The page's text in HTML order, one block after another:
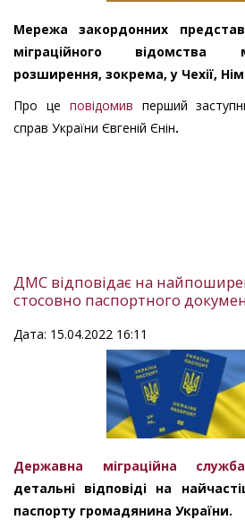
Мережа закордонних
міграційного відомства
розширення, зокрема, у Чехії,
Про це повідомив перший
справ України Євгеній Єнін.
ДМС відповідає на
стосовно паспортного
Дата: 15.04.2022 16:11
Державна міграційна
детальні відповіді на
паспорту громадянина України.